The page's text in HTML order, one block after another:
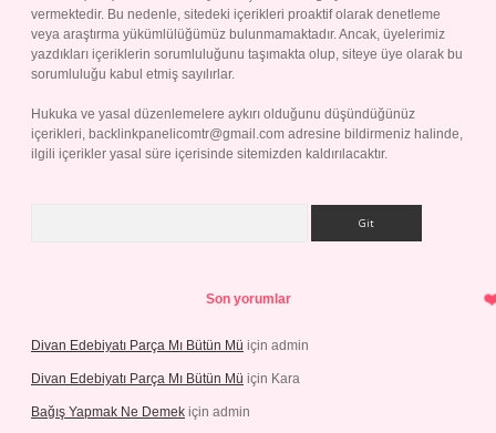
vermektedir. Bu nedenle, sitedeki içerikleri proaktif olarak denetleme
veya araştırma yükümlülüğümüz bulunmamaktadır. Ancak, üyelerimiz
yazdıkları içeriklerin sorumluluğunu taşımakta olup, siteye üye olarak bu
sorumluluğu kabul etmiş sayılırlar.
Hukuka ve yasal düzenlemelere aykırı olduğunu düşündüğünüz
içerikleri, backlinkpanelicomtr@gmail.com adresine bildirmeniz halinde,
ilgili içerikler yasal süre içerisinde sitemizden kaldırılacaktır.
Son yorumlar
Divan Edebiyatı Parça Mı Bütün Mü için admin
Divan Edebiyatı Parça Mı Bütün Mü için Kara
Bağış Yapmak Ne Demek için admin